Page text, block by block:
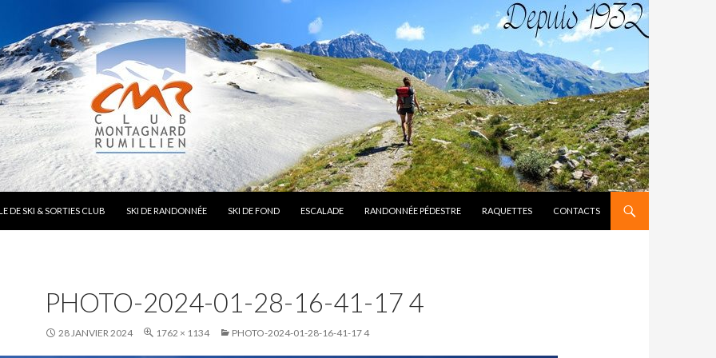
DE SKI & SORTIES CLUB SKI DE RANDONNÉE SKI DE FOND ESCALADE RANDONNÉE PÉDESTRE RAQUETTES CONTACTS
PHOTO-2024-01-28-16-41-17 4
28 JANVIER 2024 1762 × 1134 PHOTO-2024-01-28-16-41-17 4